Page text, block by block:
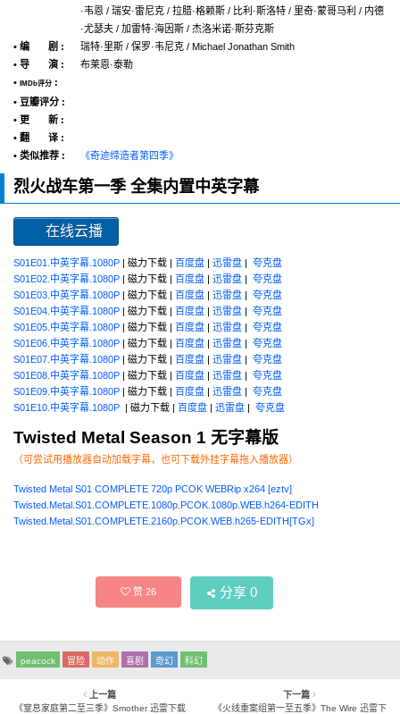
·韦恩 / 瑞安·雷尼克 / 拉腊·格赖斯 / 比利·斯洛特 / 里奇·蒙哥马利 / 内德
·尤瑟夫 / 加雷特·海因斯 / 杰洛米诺·斯芬克斯
• 编 剧 :
瑞特·里斯 / 保罗·韦尼克 / Michael Jonathan Smith
• 导 演 :
布莱恩·泰勒
•
IMDb评分 :
• 豆瓣评分 :
• 更 新 :
• 翻 译 :
• 类似推荐 :
《奇迹缔造者第四季》
烈火战车第一季 全集内置中英字幕
在线云播
S01E01.中英字幕.1080P | 磁力下载 | 百度盘 | 迅雷盘 | 夸克盘
S01E02.中英字幕.1080P | 磁力下载 | 百度盘 | 迅雷盘 | 夸克盘
S01E03.中英字幕.1080P | 磁力下载 | 百度盘 | 迅雷盘 | 夸克盘
S01E04.中英字幕.1080P | 磁力下载 | 百度盘 | 迅雷盘 | 夸克盘
S01E05.中英字幕.1080P | 磁力下载 | 百度盘 | 迅雷盘 | 夸克盘
S01E06.中英字幕.1080P | 磁力下载 | 百度盘 | 迅雷盘 | 夸克盘
S01E07.中英字幕.1080P | 磁力下载 | 百度盘 | 迅雷盘 | 夸克盘
S01E08.中英字幕.1080P | 磁力下载 | 百度盘 | 迅雷盘 | 夸克盘
S01E09.中英字幕.1080P | 磁力下载 | 百度盘 | 迅雷盘 | 夸克盘
S01E10.中英字幕.1080P | 磁力下载 | 百度盘 | 迅雷盘 | 夸克盘
Twisted Metal Season 1 无字幕版
（可尝试用播放器自动加载字幕，也可下载外挂字幕拖入播放器）
Twisted Metal S01 COMPLETE 720p PCOK WEBRip x264 [eztv]
Twisted.Metal.S01.COMPLETE.1080p.PCOK.1080p.WEB.h264-EDITH
Twisted.Metal.S01.COMPLETE.2160p.PCOK.WEB.h265-EDITH[TGx]
赞26 分享 0
peacock 冒险 动作 喜剧 奇幻 科幻
上一篇
《窒息家庭第二至三季》Smother 迅雷下载
下一篇
《火线重案组第一至五季》The Wire 迅雷下